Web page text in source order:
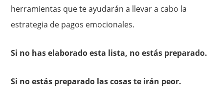
herramientas que te ayudarán a llevar a cabo la
estrategia de pagos emocionales.
Si no has elaborado esta lista, no estás preparado.
Si no estás preparado las cosas te irán peor.